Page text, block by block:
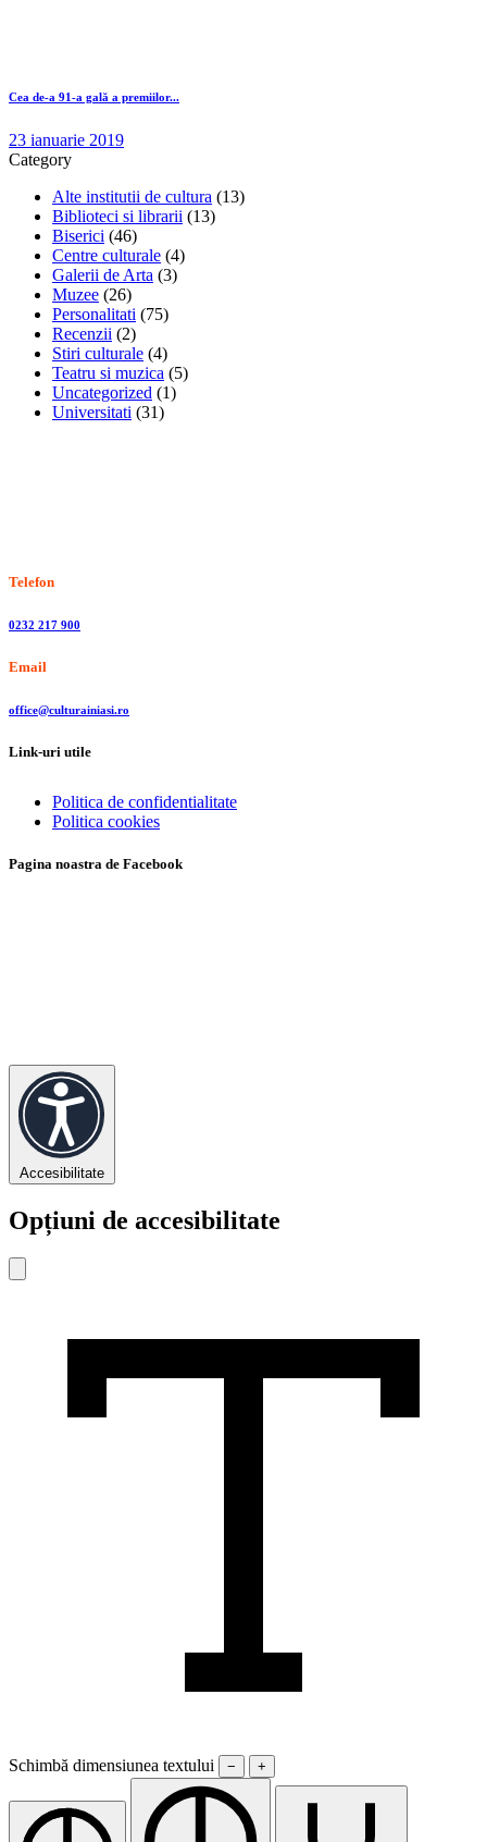
Cea de-a 91-a gală a premiilor...
23 ianuarie 2019
Category
Alte institutii de cultura (13)
Biblioteci si librarii (13)
Biserici (46)
Centre culturale (4)
Galerii de Arta (3)
Muzee (26)
Personalitati (75)
Recenzii (2)
Stiri culturale (4)
Teatru si muzica (5)
Uncategorized (1)
Universitati (31)
Telefon
0232 217 900
Email
office@culturainiasi.ro
Link-uri utile
Politica de confidentialitate
Politica cookies
Pagina noastra de Facebook
Accesibilitate
Opțiuni de accesibilitate
Schimbă dimensiunea textului − +